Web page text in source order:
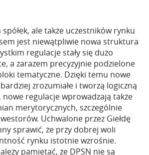
ale także uczestników rynku
jest niewątpliwie nowa struktura
regulacje stały się dużo
a zarazem precyzyjnie podzielone
tematyczne. Dzięki temu nowe
zrozumiałe i tworzą logiczną
nowe regulacje wprowadzają także
merytorycznych, szczególnie
Uchwalone przez Giełdę
sprawić, że przy dobrej woli
rynku istotnie wzrośnie.
pamiętać, że DPSN nie są